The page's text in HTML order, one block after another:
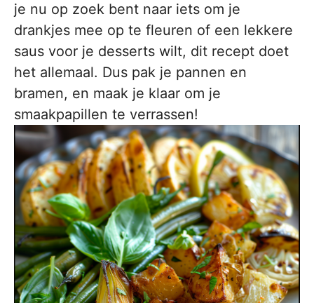
je nu op zoek bent naar iets om je
drankjes mee op te fleuren of een lekkere
saus voor je desserts wilt, dit recept doet
het allemaal. Dus pak je pannen en
bramen, en maak je klaar om je
smaakpapillen te verrassen!